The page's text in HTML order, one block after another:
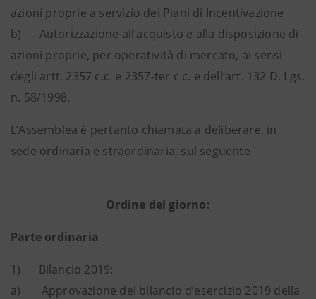
azioni proprie a servizio dei Piani di Incentivazione
b) Autorizzazione all’acquisto e alla disposizione di
azioni proprie, per operatività di mercato, ai sensi
degli artt. 2357 c.c. e 2357-ter c.c. e dell’art. 132 D. Lgs.
n. 58/1998.
L’Assemblea è pertanto chiamata a deliberare, in
sede ordinaria e straordinaria, sul seguente
Ordine del giorno:
Parte ordinaria
1) Bilancio 2019:
a) Approvazione del bilancio d’esercizio 2019 della